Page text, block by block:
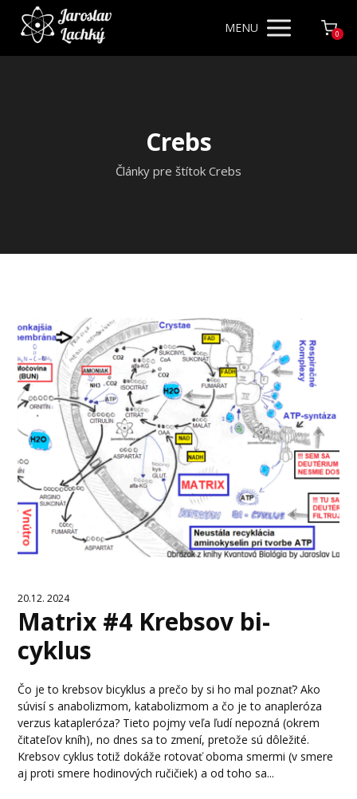
MENU 0
Crebs
Články pre štítok Crebs
20.12. 2024
Matrix #4 Krebsov bi-
cyklus
Čo je to krebsov bicyklus a prečo by si ho mal poznať? Ako
súvisí s anabolizmom, katabolizmom a čo je to anapleróza
verzus katapleróza? Tieto pojmy veľa ľudí nepozná (okrem
čitateľov kníh), no dnes sa to zmení, pretože sú dôležité.
Krebsov cyklus totiž dokáže rotovať oboma smermi (v smere
aj proti smere hodinových ručičiek) a od toho sa...